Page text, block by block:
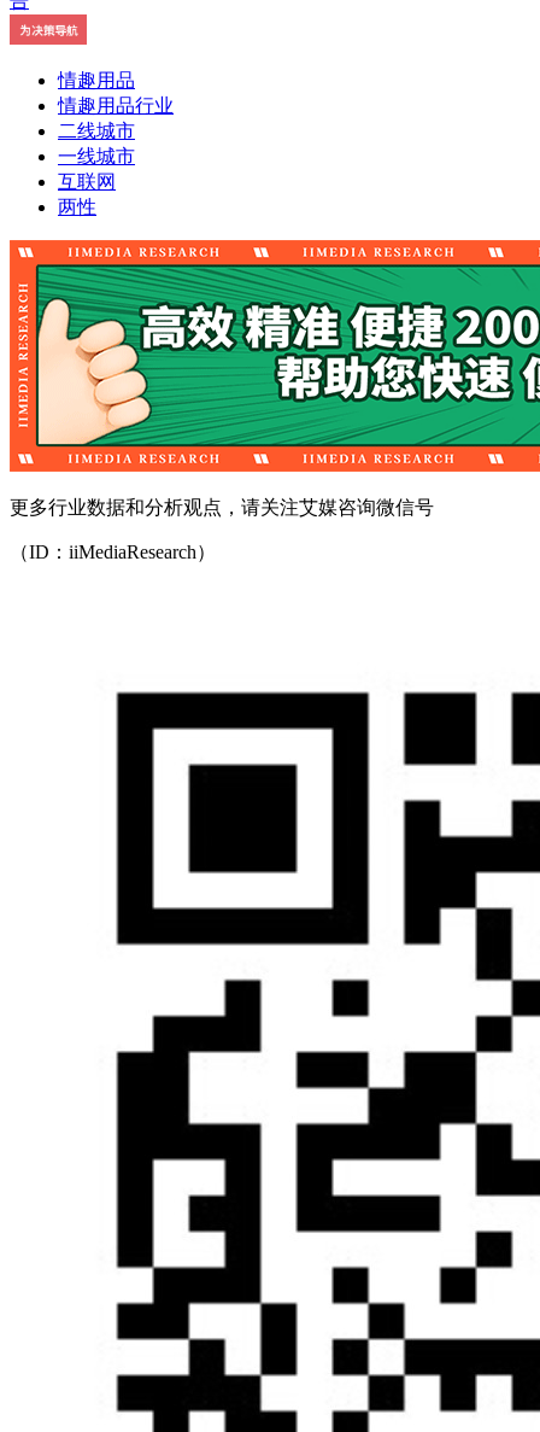
情趣用品
情趣用品行业
二线城市
一线城市
互联网
两性
更多行业数据和分析观点，请关注艾媒咨询微信号
（ID：iiMediaResearch）